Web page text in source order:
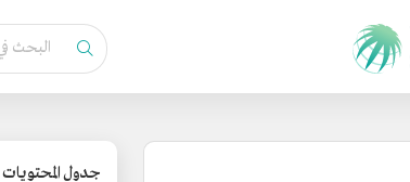
جدول المحتويات